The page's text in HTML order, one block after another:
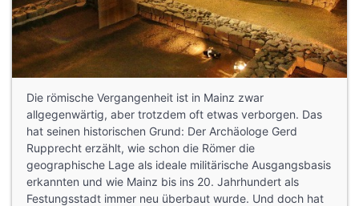
Die römische Vergangenheit ist in Mainz zwar
allgegenwärtig, aber trotzdem oft etwas verborgen. Das
hat seinen historischen Grund: Der Archäologe Gerd
Rupprecht erzählt, wie schon die Römer die
geographische Lage als ideale militärische Ausgangsbasis
erkannten und wie Mainz bis ins 20. Jahrhundert als
Festungsstadt immer neu überbaut wurde. Und doch hat